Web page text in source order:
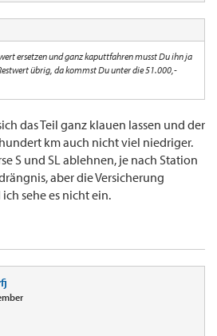
ersetzen und ganz kaputtfahren musst Du ihn ja
übrig, da kommst Du unter die 51.000,-
das Teil ganz klauen lassen und der
km auch nicht viel niedriger.
S und SL ablehnen, je nach Station
aber die Versicherung
sehe es nicht ein.